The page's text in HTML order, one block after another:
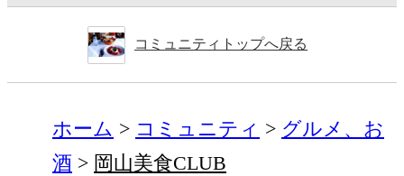
コミュニティトップへ戻る
ホーム コミュニティ
グルメ、お
酒
岡山美食CLUB